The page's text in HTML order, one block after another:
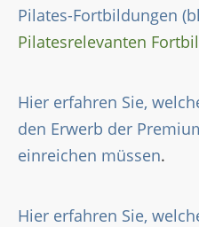
Pilates-Fortbildungen
Pilatesrelevanten
Hier erfahren Sie,
den Erwerb der
einreichen müssen.
Hier erfahren Sie,